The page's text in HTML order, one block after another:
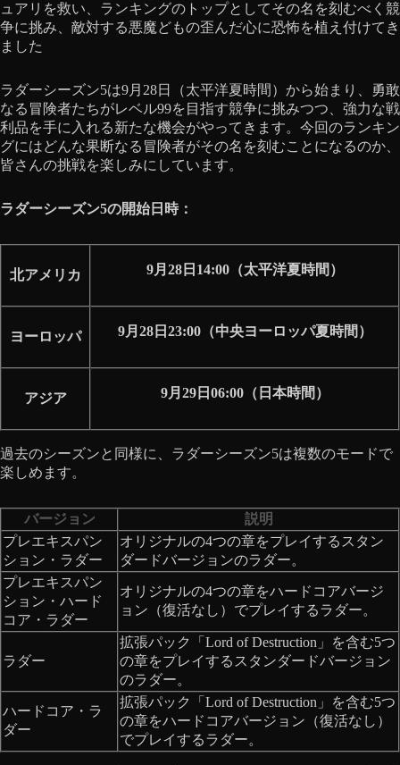
ュアリを救い、ランキングのトップとしてその名を刻むべく競
争に挑み、敵対する悪魔どもの歪んだ心に恐怖を植え付けてき
ました
ラダーシーズン5は9月28日（太平洋夏時間）から始まり、勇敢
なる冒険者たちがレベル99を目指す競争に挑みつつ、強力な戦
利品を手に入れる新たな機会がやってきます。今回のランキン
グにはどんな果断なる冒険者がその名を刻むことになるのか、
皆さんの挑戦を楽しみにしています。
ラダーシーズン5の開始日時：
北アメリカ 9月28日14:00（太平洋夏時間）
ヨーロッパ 9月28日23:00（中央ヨーロッパ夏時間）
アジア 9月29日06:00（日本時間）
過去のシーズンと同様に、ラダーシーズン5は複数のモードで
楽しめます。
バージョン
説明
プレエキスパン
ション・ラダー
オリジナルの4つの章をプレイするスタン
ダードバージョンのラダー。
プレエキスパン
ション・ハード
コア・ラダー
オリジナルの4つの章をハードコアバージ
ョン（復活なし）でプレイするラダー。
ラダー
拡張パック「Lord of Destruction」を含む5つ
の章をプレイするスタンダードバージョン
のラダー。
ハードコア・ラ
ダー
拡張パック「Lord of Destruction」を含む5つ
の章をハードコアバージョン（復活なし）
でプレイするラダー。